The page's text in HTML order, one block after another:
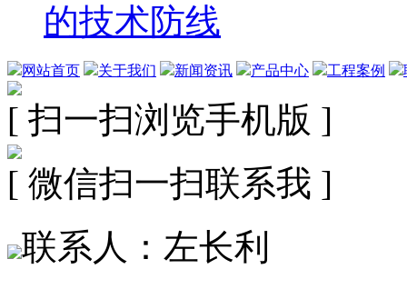
的技术防线
网站首页 关于我们 新闻资讯 产品中心 工程案例
[ 扫一扫浏览手机版 ]
[ 微信扫一扫联系我 ]
联系人：左长利